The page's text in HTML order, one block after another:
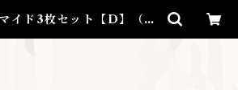
イド3枚セット【D】（全